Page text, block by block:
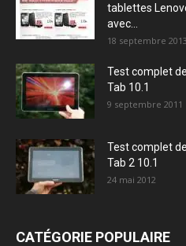
tablettes
avec...
18 septembre 2013
Test complet
Tab 10.1
9 septembre 2011
Test complet
Tab 2 10.1
24 mai 2012
CATÉGORIE POPULAIRE